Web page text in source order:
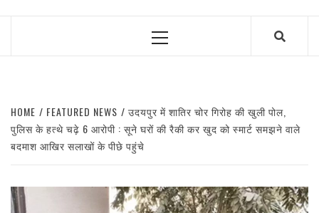
Primary
HOME FEATURED NEWS
उदयपुर में शातिर चोर गिरोह की खुली पोल,
पुलिस के हत्थे चढ़े 6 आरोपी : सूने घरों की रैकी कर खुद को स्मार्ट समझने वाले
बदमाश आखिर सलाखों के पीछे पहुंचे